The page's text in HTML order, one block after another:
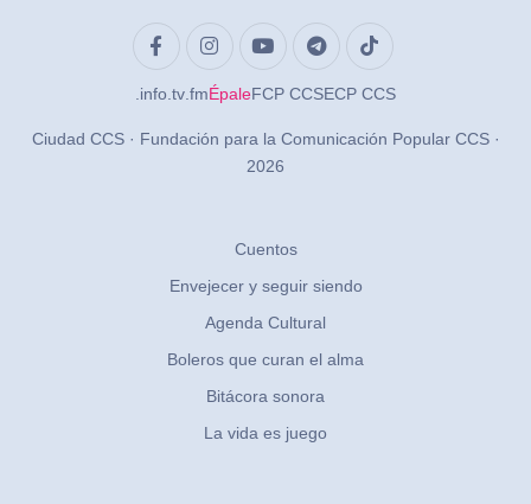
.info .tv .fmÉpaleFCP CCSECP CCS
Ciudad CCS · Fundación para la Comunicación Popular CCS ·
2026
Cuentos
Envejecer y seguir siendo
Agenda Cultural
Boleros que curan el alma
Bitácora sonora
La vida es juego